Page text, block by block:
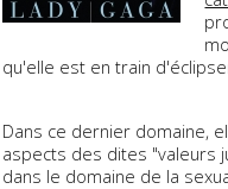
qu'elle est en train
Dans ce dernier domaine,
aspects des dites "valeurs
dans le domaine de la